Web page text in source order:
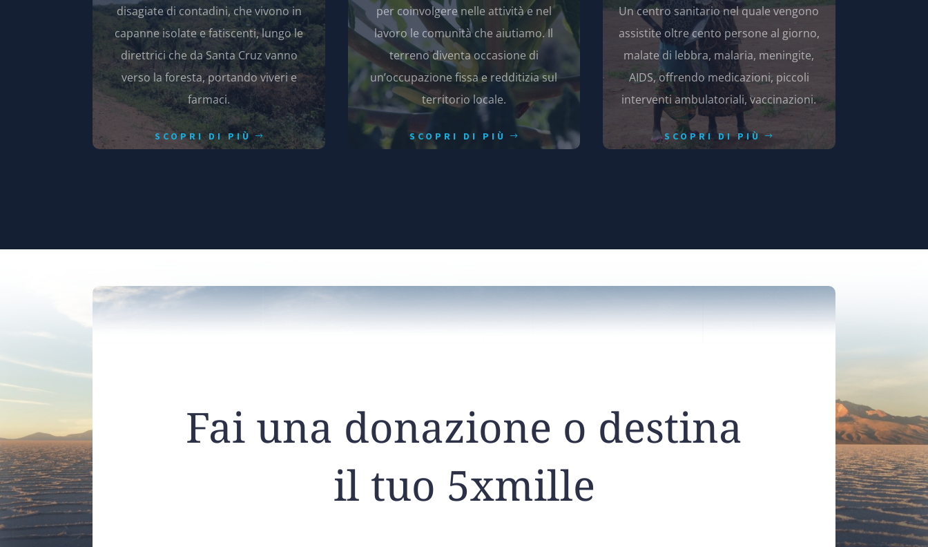
disagiate di contadini, che vivono in
capanne isolate e fatiscenti, lungo le
direttrici che da Santa Cruz vanno
verso la foresta, portando viveri e
farmaci.
SCOPRI DI PIÙ
per coinvolgere nelle attività e nel
lavoro le comunità che aiutiamo. Il
terreno diventa occasione di
un’occupazione fissa e redditizia sul
territorio locale.
SCOPRI DI PIÙ
Un centro sanitario nel quale vengono
assistite oltre cento persone al giorno,
malate di lebbra, malaria, meningite,
AIDS, offrendo medicazioni, piccoli
interventi ambulatoriali, vaccinazioni.
SCOPRI DI PIÙ
Fai una donazione o destina
il tuo 5xmille